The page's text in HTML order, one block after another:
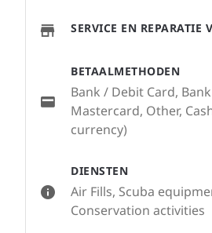
DIENSTEN
Air Fills, Scuba
Conservation activities
SERVICE EN REPARATIE
BETAALMETHODEN
Bank / Debit Card,
Mastercard, Other,
currency)